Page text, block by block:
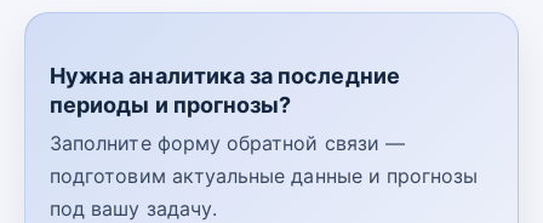
Нужна аналитика за последние
периоды и прогнозы?
Заполните форму обратной связи —
подготовим актуальные данные и прогнозы
под вашу задачу.